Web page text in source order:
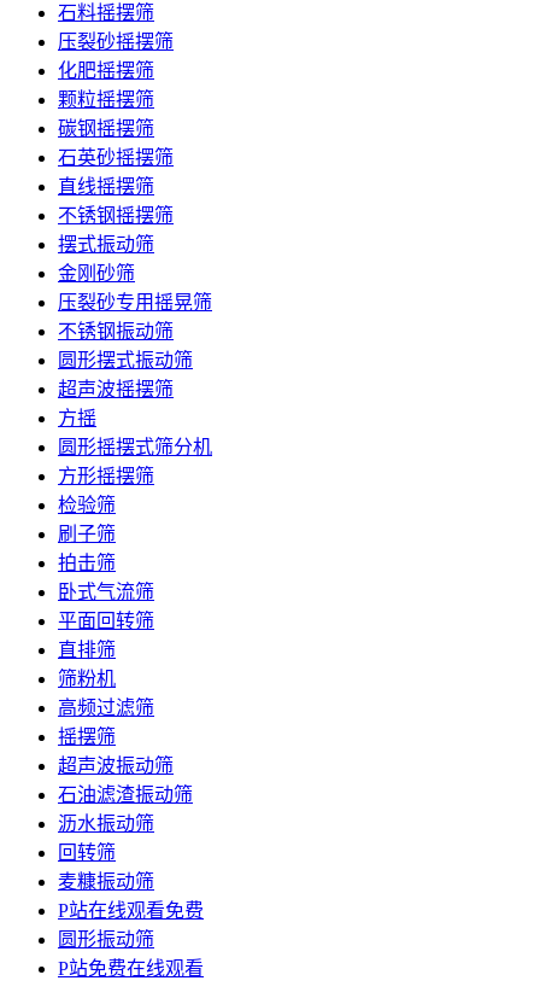
石料摇摆筛
压裂砂摇摆筛
化肥摇摆筛
颗粒摇摆筛
碳钢摇摆筛
石英砂摇摆筛
直线摇摆筛
不锈钢摇摆筛
摆式振动筛
金刚砂筛
压裂砂专用摇晃筛
不锈钢振动筛
圆形摆式振动筛
超声波摇摆筛
方摇
圆形摇摆式筛分机
方形摇摆筛
检验筛
刷子筛
拍击筛
卧式气流筛
平面回转筛
直排筛
筛粉机
高频过滤筛
摇摆筛
超声波振动筛
石油滤渣振动筛
沥水振动筛
回转筛
麦糠振动筛
P站在线观看免费
圆形振动筛
P站免费在线观看